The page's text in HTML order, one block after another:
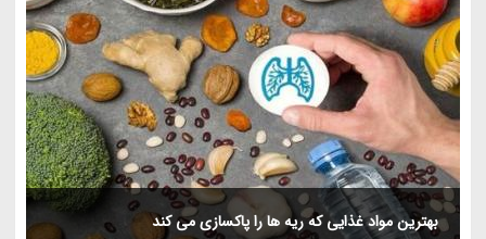
بهترین مواد غذایی که ریه ها را پاکسازی می کند